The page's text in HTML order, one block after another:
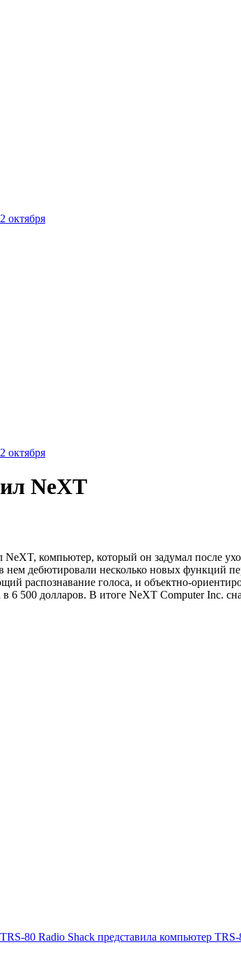
октября
октября
NeXT
NeXT, компьютер, который он задумал после
нем дебютировали несколько новых функций
распознавание голоса, и объектно-
в 6 500 долларов. В итоге NeXT Computer Inc.
Radio Shack представила компьютер TRS-